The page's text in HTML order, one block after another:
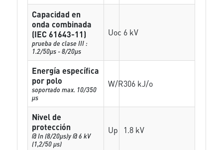
Capacidad en
onda combinada
(IEC 61643-11)
prueba de clase III :
1.2/50µs - 8/20µs
Uoc 6 kV
Energía específica
por polo
soportado max. 10/350
µs
W/R306 kJ/o
Nivel de
protección
@ In (8/20µs)y @ 6 kV
(1,2/50 µs)
Up 1.8 kV